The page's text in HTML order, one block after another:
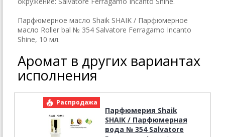
Парфюмерное масло Shaik SHAIK / Парфюмерное
масло Roller bal № 354 Salvatore Ferragamo Incanto
Shine, 10 мл.
Аромат в других вариантах
исполнения
Распродажа
Парфюмерия Shaik
SHAIK / Парфюмерная
вода № 354 Salvatore